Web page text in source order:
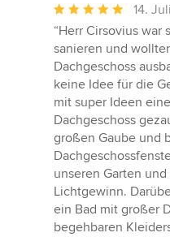
Durchschnittliche
Bewertung:
5
von
5
Sternen
14.
“Herr Cirsovius war
sanieren und
Dachgeschoss
keine Idee für die
mit super Ideen
Dachgeschoss
großen Gaube und
unseren Garten
Lichtgewinn.
ein Bad mit großer
begehbaren